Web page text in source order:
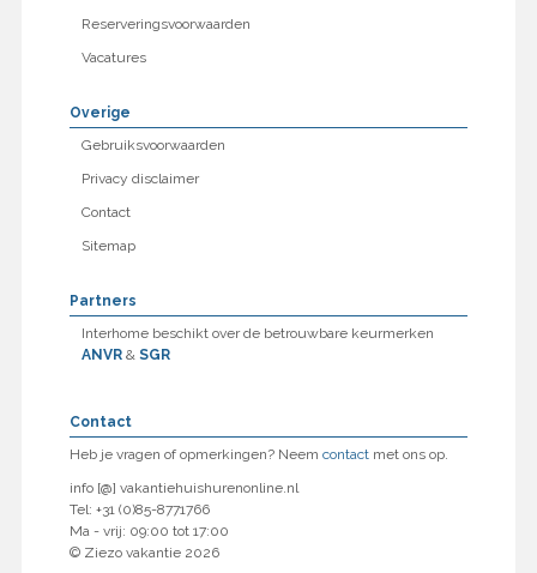
Reserveringsvoorwaarden
Vacatures
Overige
Gebruiksvoorwaarden
Privacy disclaimer
Contact
Sitemap
Partners
Interhome beschikt over de betrouwbare keurmerken
ANVR& SGR
Contact
Heb je vragen of opmerkingen? Neem contactmet ons op.
info [@] vakantiehuishurenonline.nl
Tel: +31 (0)85-8771766
Ma - vrij: 09:00 tot 17:00
© Ziezo vakantie 2026